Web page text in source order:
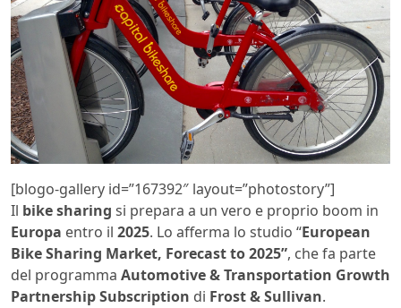
[blogo-gallery id=”167392″ layout=”photostory”]
Il bike sharing si prepara a un vero e proprio boom in
Europa entro il 2025. Lo afferma lo studio “European
Bike Sharing Market, Forecast to 2025”, che fa parte
del programma Automotive & Transportation Growth
Partnership Subscription di Frost & Sullivan.